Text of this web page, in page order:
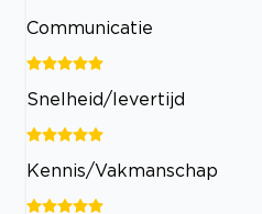
Communicatie
Snelheid/levertijd
Kennis/Vakmanschap